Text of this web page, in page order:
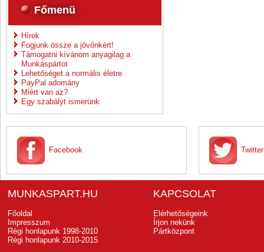
Főmenü
Hírek
Fogjunk össze a jövőnkért!
Támogatni kívánom anyagilag a
Munkáspártot
Lehetőséget a normális életre
PayPal adomány
Miért van az?
Egy szabályt ismerünk
Facebook Twitter
MUNKASPART.HU
Főoldal
Impresszum
Régi honlapunk 1998-2010
Régi honlapunk 2010-2015
KAPCSOLAT
Elérhetőségeink
Írjon nekünk
Pártközpont